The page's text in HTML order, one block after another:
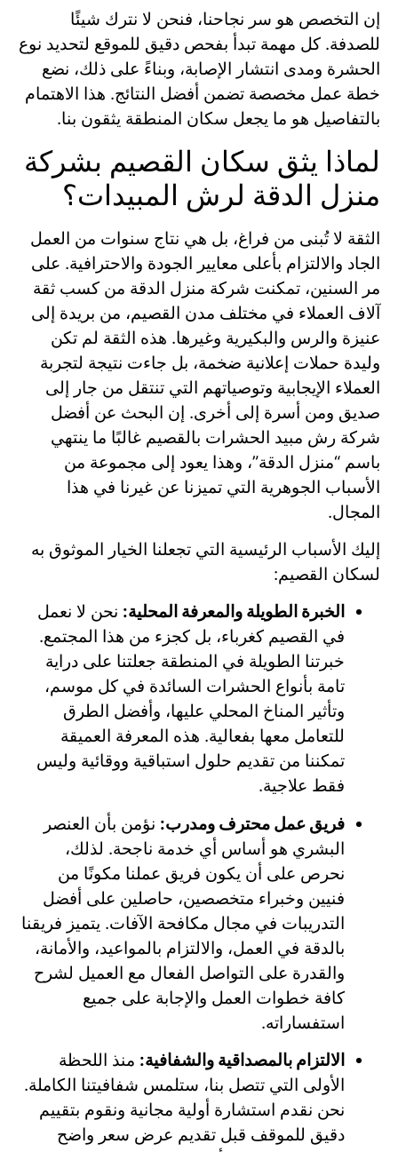
إن التخصص هو سر نجاحنا، فنحن لا نترك شيئًا
للصدفة. كل مهمة تبدأ بفحص دقيق للموقع لتحديد نوع
الحشرة ومدى انتشار الإصابة، وبناءً على ذلك، نضع
خطة عمل مخصصة تضمن أفضل النتائج. هذا الاهتمام
بالتفاصيل هو ما يجعل سكان المنطقة يثقون بنا.
لماذا يثق سكان القصيم بشركة
منزل الدقة لرش المبيدات؟
الثقة لا تُبنى من فراغ، بل هي نتاج سنوات من العمل
الجاد والالتزام بأعلى معايير الجودة والاحترافية. على
مر السنين، تمكنت شركة منزل الدقة من كسب ثقة
آلاف العملاء في مختلف مدن القصيم، من بريدة إلى
عنيزة والرس والبكيرية وغيرها. هذه الثقة لم تكن
وليدة حملات إعلانية ضخمة، بل جاءت نتيجة لتجربة
العملاء الإيجابية وتوصياتهم التي تنتقل من جار إلى
صديق ومن أسرة إلى أخرى. إن البحث عن أفضل
شركة رش مبيد الحشرات بالقصيم غالبًا ما ينتهي
باسم “منزل الدقة”، وهذا يعود إلى مجموعة من
الأسباب الجوهرية التي تميزنا عن غيرنا في هذا
المجال.
إليك الأسباب الرئيسية التي تجعلنا الخيار الموثوق به
لسكان القصيم:
الخبرة الطويلة والمعرفة المحلية: نحن لا نعمل
في القصيم كغرباء، بل كجزء من هذا المجتمع.
خبرتنا الطويلة في المنطقة جعلتنا على دراية
تامة بأنواع الحشرات السائدة في كل موسم،
وتأثير المناخ المحلي عليها، وأفضل الطرق
للتعامل معها بفعالية. هذه المعرفة العميقة
تمكننا من تقديم حلول استباقية ووقائية وليس
فقط علاجية.
فريق عمل محترف ومدرب: نؤمن بأن العنصر
البشري هو أساس أي خدمة ناجحة. لذلك،
نحرص على أن يكون فريق عملنا مكونًا من
فنيين وخبراء متخصصين، حاصلين على أفضل
التدريبات في مجال مكافحة الآفات. يتميز فريقنا
بالدقة في العمل، والالتزام بالمواعيد، والأمانة،
والقدرة على التواصل الفعال مع العميل لشرح
كافة خطوات العمل والإجابة على جميع
استفساراته.
الالتزام بالمصداقية والشفافية: منذ اللحظة
الأولى التي تتصل بنا، ستلمس شفافيتنا الكاملة.
نحن نقدم استشارة أولية مجانية ونقوم بتقييم
دقيق للموقف قبل تقديم عرض سعر واضح